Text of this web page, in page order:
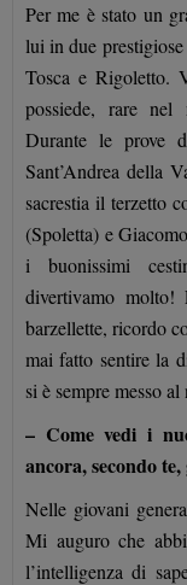
Per me è stato un
lui in due
Tosca e Rigoletto.
possiede, rare nel
Durante le prove
Sant’Andrea della
sacrestia il terzetto
(Spoletta) e
i buonissimi
divertivamo
barzellette, ricordo
mai fatto sentire la
si è sempre messo
– Come vedi i
ancora, secondo
Nelle giovani
Mi auguro che
l’intelligenza di